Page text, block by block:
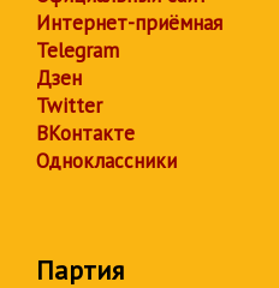
Интернет-приёмная
Telegram
Дзен
Twitter
ВКонтакте
Одноклассники
Партия